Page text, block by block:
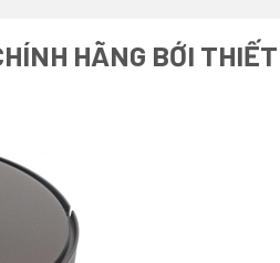
HÃNG BỚI